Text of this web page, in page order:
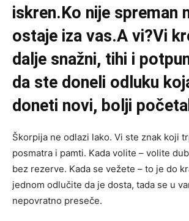
iskren.Ko nije spreman
ostaje iza vas.A vi?Vi
dalje snažni, tihi i
da ste doneli odluku
doneti novi, bolji
Škorpija ne odlazi lako. Vi ste znak koji
posmatra i pamti. Kada volite – volite
bez rezerve. Kada se vežete – to je do
jednom odlučite da je dosta, tada se u
nepovratno preseče.